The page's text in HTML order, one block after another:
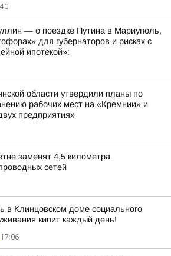
— о поездке Путина в Мариуполь,
для губернаторов и рисках с
ипотекой»:
области утвердили планы по
рабочих мест на «Кремнии» и
предприятиях
заменят 4,5 километра
сетей
в Клинцовском доме социального
кипит каждый день!
17:06